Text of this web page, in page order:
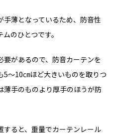
薄となっているため、防音性
のひとつです。
があるので、防音カーテンを
～10㎝ほど大きいものを取りつ
薄手のものより厚手のほうが防
すると、重量でカーテンレール